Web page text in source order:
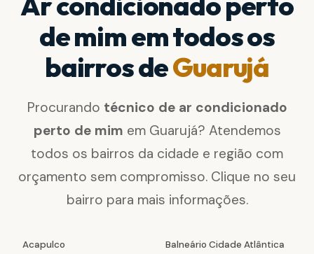
de mim em todos os
bairros deGuarujá
Procurando técnico de ar condicionado
perto de mim em Guarujá? Atendemos
todos os bairros da cidade e região com
orçamento sem compromisso. Clique no seu
bairro para mais informações.
Acapulco Balneário Cidade Atlântica